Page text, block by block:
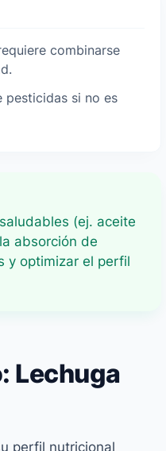
combinarse
pesticidas si no es
(ej. aceite
absorción de
y optimizar el perfil
Lechuga
perfil nutricional